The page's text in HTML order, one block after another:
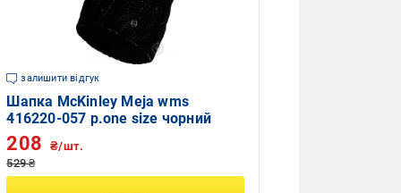
залишити відгук
Шапка McKinley Meja wms
416220-057 р.one size чорний
529 ₴
208 ₴/шт.